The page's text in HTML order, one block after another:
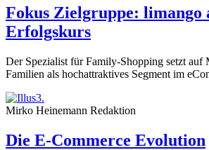
Fokus Zielgruppe: limango
Erfolgskurs
Der Spezialist für Family-Shopping setzt auf
Familien als hochattraktives Segment im
Mirko Heinemann Redaktion
Die E-Commerce Evolution